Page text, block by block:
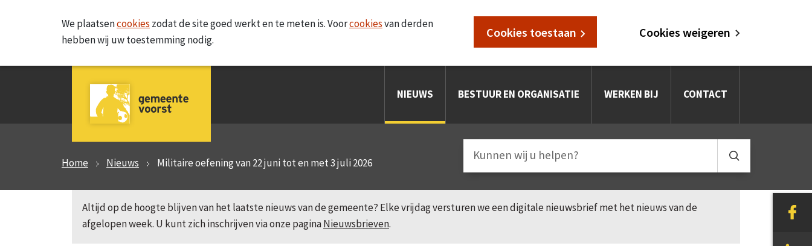
We plaatsencookies zodat de site goed werkt en te meten is. Voorcookiesvan derden
hebben wij uw toestemming nodig.
Cookies toestaan Cookies weigeren
NIEUWS BESTUUR EN ORGANISATIE WERKEN BIJ CONTACT
Home Nieuws Militaire oefening van 22 juni tot en met 3 juli 2026
Altijd op de hoogte blijven van het laatste nieuws van de gemeente? Elke vrijdag versturen we een digitale nieuwsbrief met het nieuws van de
afgelopen week. U kunt zich inschrijven via onze paginaNieuwsbrieven.